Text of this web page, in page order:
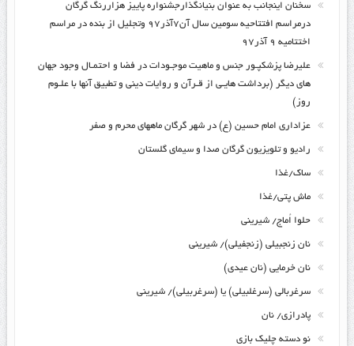
سخنان اینجانب به عنوان بنیانگذارجشنواره پاییز هزاررنگ گرگان
درمراسم افتتاحیه سومین سال آن۷آذر۹۷ وتجلیل از بنده در مراسم
اختتامیه ۹ آذر۹۷
علیرضا پزشکپـور جنس و ماهیت موجـودات در فضا و احتمـال وجود جهان
های دیگر (برداشت هایـی از قـرآن و روایات دینی و تطبیق آنها با علـوم
روز)
عزاداری امام حسین (ع) در شهر گرگان ماههای محرم و صفر
رادیو و تلویزیون گرگان صدا و سیمای گلستان
ساک/غذا
ماش پتی/غذا
حلوا اُماج/ شیرینی
نان زنجبیلی (زنجفیلی)/ شیرینی
نان خرمایی (نان عیدی)
سرغربالی (سرغلبیلی) یا (سرغربیلی)/ شیرینی
پادرازی/ نان
نو دسته چلیک بازی